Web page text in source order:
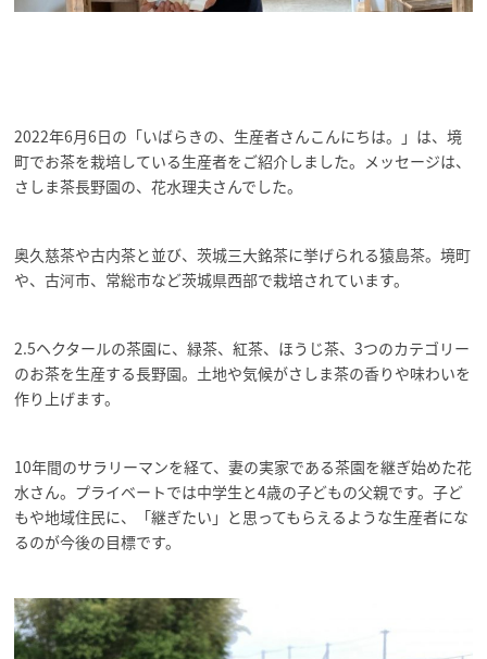
2022年6月6日の「いばらきの、生産者さんこんにちは。」は、境
町でお茶を栽培している生産者をご紹介しました。メッセージは、
さしま茶長野園の、花水理夫さんでした。
奥久慈茶や古内茶と並び、茨城三大銘茶に挙げられる猿島茶。境町
や、古河市、常総市など茨城県西部で栽培されています。
2.5ヘクタールの茶園に、緑茶、紅茶、ほうじ茶、3つのカテゴリー
のお茶を生産する長野園。土地や気候がさしま茶の香りや味わいを
作り上げます。
10年間のサラリーマンを経て、妻の実家である茶園を継ぎ始めた花
水さん。プライベートでは中学生と4歳の子どもの父親です。子ど
もや地域住民に、「継ぎたい」と思ってもらえるような生産者にな
るのが今後の目標です。